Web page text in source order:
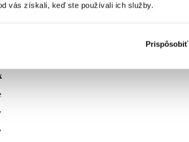
vás získali, keď ste používali ich služby.
Prispôsobiť